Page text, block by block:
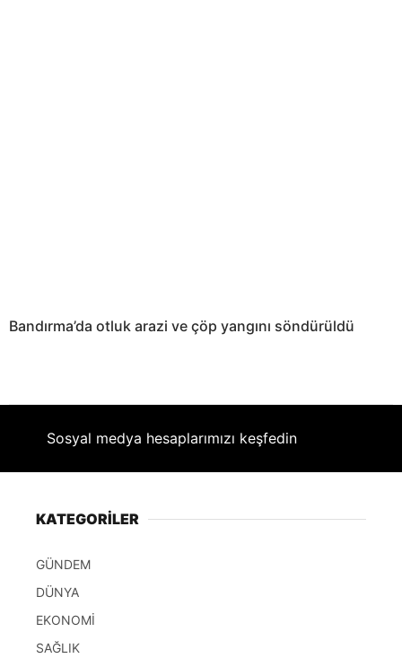
Bandırma’da otluk arazi ve çöp yangını söndürüldü
Sosyal medya hesaplarımızı keşfedin
KATEGORİLER
GÜNDEM
DÜNYA
EKONOMİ
SAĞLIK